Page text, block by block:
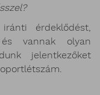
érdeklődést,
vannak olyan
jelentkezőket